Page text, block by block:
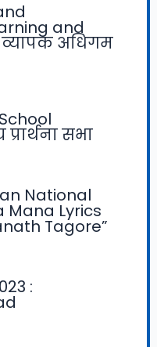
and
अधिगम
सभा
National
Lyrics
Tagore”
: